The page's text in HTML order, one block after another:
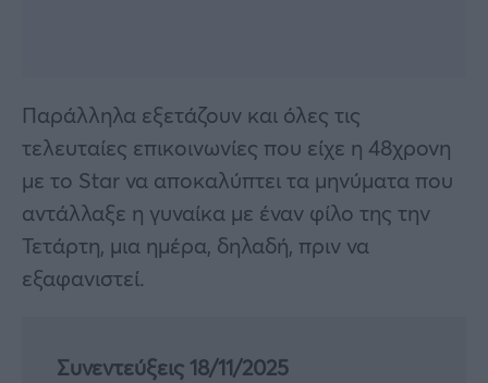
Παράλληλα εξετάζουν και όλες τις
τελευταίες επικοινωνίες που είχε η 48χρονη
με το Star να αποκαλύπτει τα μηνύματα που
αντάλλαξε η γυναίκα με έναν φίλο της την
Τετάρτη, μια ημέρα, δηλαδή, πριν να
εξαφανιστεί.
Συνεντεύξεις 18/11/2025